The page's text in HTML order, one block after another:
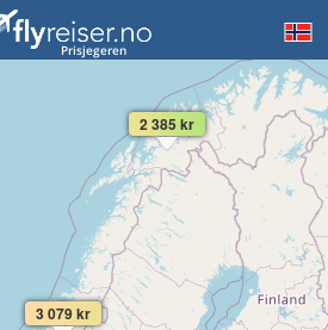
Prisjegeren
2 385 kr
3 079 kr